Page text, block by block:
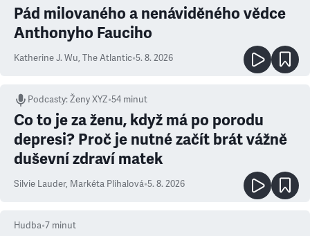
Pád milovaného a nenáviděného vědce
Anthonyho Fauciho
Katherine J. Wu, The Atlantic•5. 8. 2026
Podcasty:Ženy XYZ•54 minut
Co to je za ženu, když má po porodu
depresi? Proč je nutné začít brát vážně
duševní zdraví matek
Silvie Lauder, Markéta Plíhalová•5. 8. 2026
Hudba•7 minut